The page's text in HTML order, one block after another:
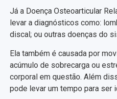
Já a Doença Osteoarticular
levar a diagnósticos como:
discal; ou outras doenças do
Ela também é causada por
acúmulo de sobrecarga ou
corporal em questão. Além
pode levar um tempo para ser